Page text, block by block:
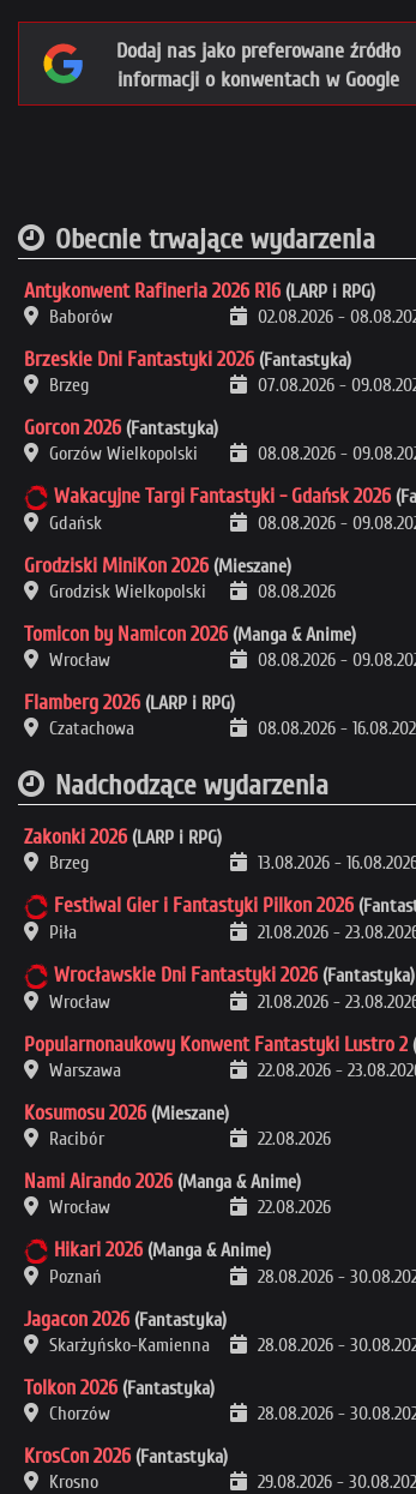
Dodaj nas jako preferowane źródło
informacji o konwentach w Google
Obecnie trwające wydarzenia
Antykonwent Rafineria 2026 R16 (LARP i RPG)
Baborów
02.08.2026 -
Brzeskie Dni Fantastyki 2026 (Fantastyka)
Brzeg
07.08.2026 -
Gorcon 2026 (Fantastyka)
Gorzów Wielkopolski
08.08.2026 -
Wakacyjne Targi Fantastyki - Gdańsk 2026
Gdańsk
08.08.2026 -
Grodziski MiniKon 2026 (Mieszane)
Grodzisk Wielkopolski
08.08.2026
Tomicon by Namicon 2026 (Manga & Anime)
Wrocław
08.08.2026 -
Flamberg 2026 (LARP i RPG)
Czatachowa
08.08.2026 -
Nadchodzące wydarzenia
Zakonki 2026 (LARP i RPG)
Brzeg
13.08.2026 -
Festiwal Gier i Fantastyki Pilkon 2026
Piła
21.08.2026 -
Wrocławskie Dni Fantastyki 2026 (Fantastyka)
Wrocław
21.08.2026 -
Popularnonaukowy Konwent Fantastyki Lustro 2
Warszawa
22.08.2026 -
Kosumosu 2026 (Mieszane)
Racibór
22.08.2026
Nami Airando 2026 (Manga & Anime)
Wrocław
22.08.2026
Hikari 2026 (Manga & Anime)
Poznań
28.08.2026 -
Jagacon 2026 (Fantastyka)
Skarżyńsko-Kamienna
28.08.2026 -
Tolkon 2026 (Fantastyka)
Chorzów
28.08.2026 -
KrosCon 2026 (Fantastyka)
Krosno
29.08.2026 -